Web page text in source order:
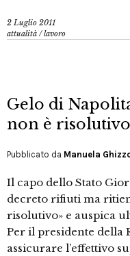
2 Luglio 2011
attualità /lavoro
Gelo di
non è
Pubblicato da Manuela
Il capo dello Stato
decreto rifiuti ma
risolutivo» e auspica
Per il presidente della
assicurare l’effettivo